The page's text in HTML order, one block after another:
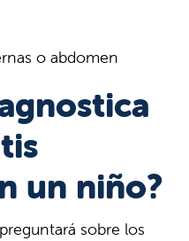
o abdomen
un niño?
sobre los